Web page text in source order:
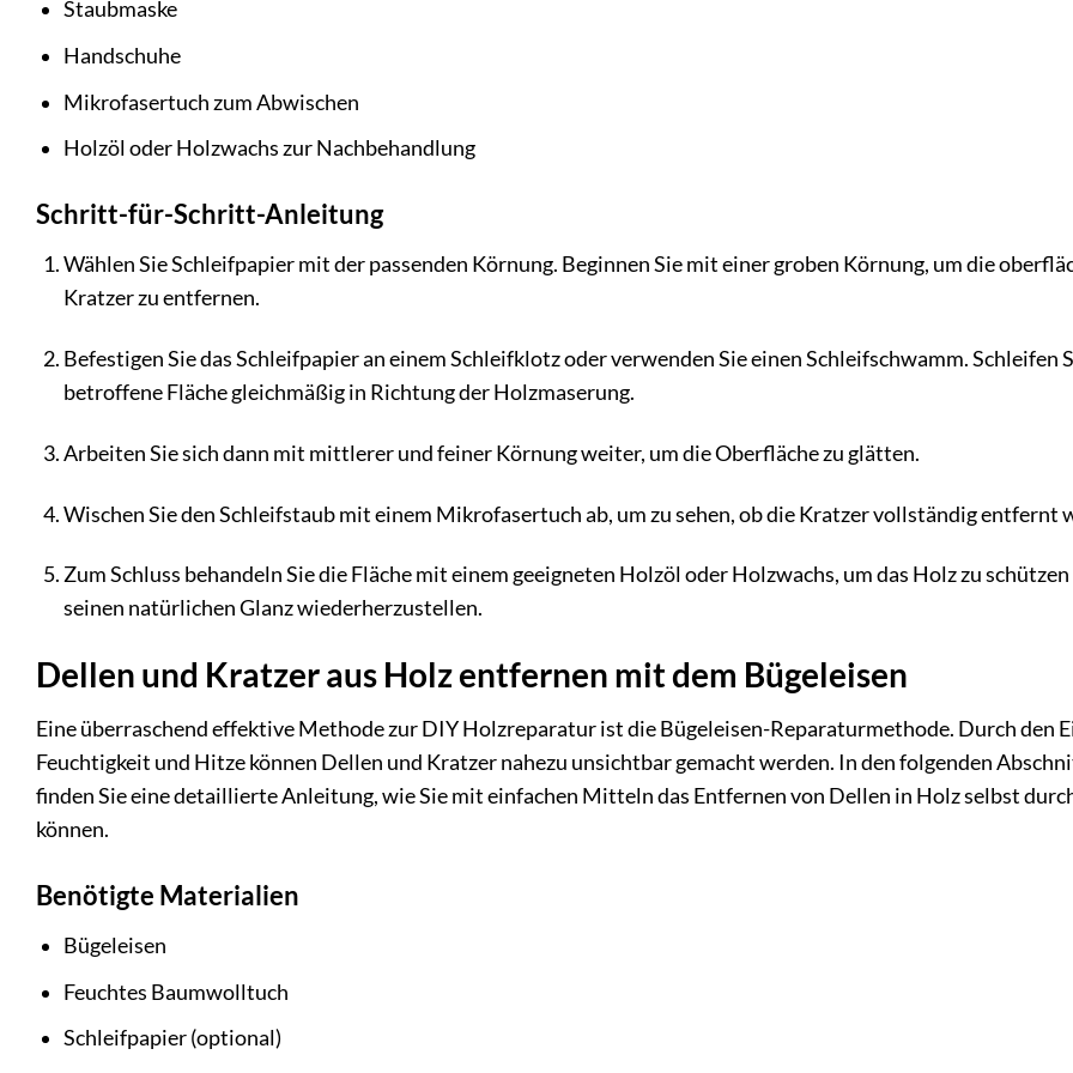
Staubmaske
Handschuhe
Mikrofasertuch zum Abwischen
Holzöl oder Holzwachs zur Nachbehandlung
Schritt-für-Schritt-Anleitung
Wählen Sie Schleifpapier mit der passenden Körnung. Beginnen Sie mit einer groben Körnung, um die
Kratzer zu entfernen.
Befestigen Sie das Schleifpapier an einem Schleifklotz oder verwenden Sie einen Schleifschwamm. Schleifen
betroffene Fläche gleichmäßig in Richtung der Holzmaserung.
Arbeiten Sie sich dann mit mittlerer und feiner Körnung weiter, um die Oberfläche zu glätten.
Wischen Sie den Schleifstaub mit einem Mikrofasertuch ab, um zu sehen, ob die Kratzer vollständig entfernt
Zum Schluss behandeln Sie die Fläche mit einem geeigneten Holzöl oder Holzwachs, um das Holz zu schützen
seinen natürlichen Glanz wiederherzustellen.
Dellen und Kratzer aus Holz entfernen mit dem Bügeleisen
Eine überraschend effektive Methode zur DIY Holzreparatur ist die Bügeleisen-Reparaturmethode. Durch den
Feuchtigkeit und Hitze können Dellen und Kratzer nahezu unsichtbar gemacht werden. In den folgenden
finden Sie eine detaillierte Anleitung, wie Sie mit einfachen Mitteln das Entfernen von Dellen in Holz selbst
können.
Benötigte Materialien
Bügeleisen
Feuchtes Baumwolltuch
Schleifpapier (optional)